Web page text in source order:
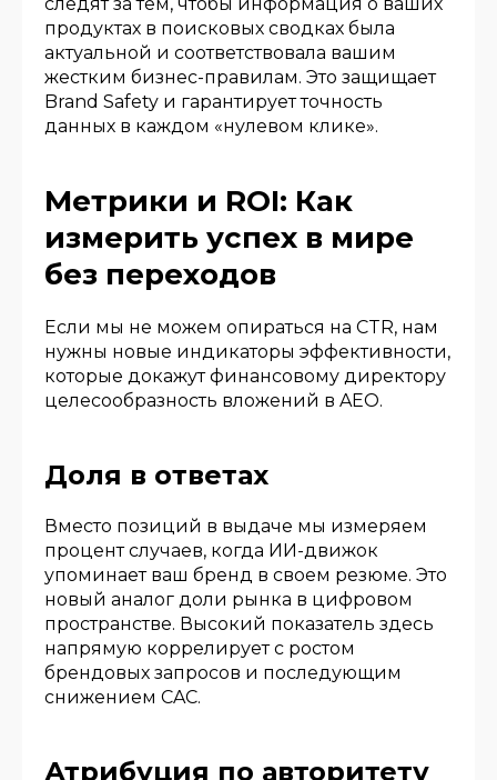
продуктах в поисковых сводках была
актуальной и соответствовала вашим
жестким бизнес-правилам. Это защищает
Brand Safety и гарантирует точность
данных в каждом «нулевом клике».
Метрики и ROI: Как
измерить успех в мире
без переходов
Если мы не можем опираться на CTR, нам
нужны новые индикаторы эффективности,
которые докажут финансовому директору
целесообразность вложений в AEO.
Доля в ответах
Вместо позиций в выдаче мы измеряем
процент случаев, когда ИИ-движок
упоминает ваш бренд в своем резюме. Это
новый аналог доли рынка в цифровом
пространстве. Высокий показатель здесь
напрямую коррелирует с ростом
брендовых запросов и последующим
снижением CAC.
Атрибуция по авторитету